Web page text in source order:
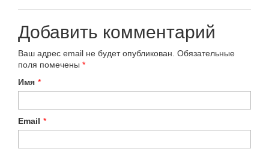
Добавить комментарий
Ваш адрес email не будет опубликован. Обязательные
поля помечены *
Имя *
Email *